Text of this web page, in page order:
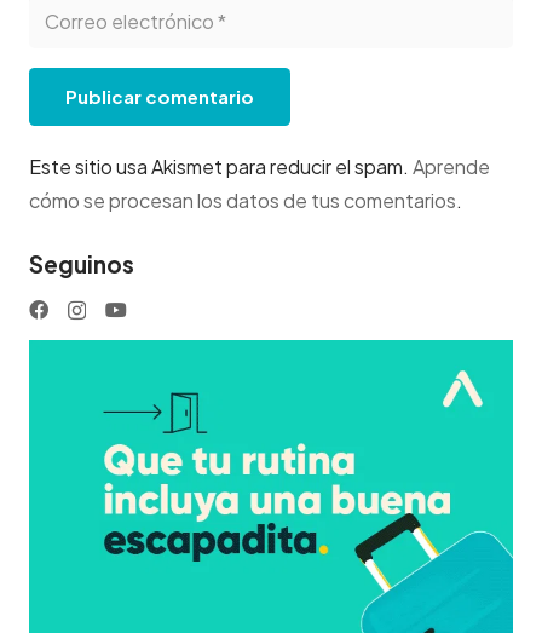
Publicar comentario
Este sitio usa Akismet para reducir el spam. Aprende
cómo se procesan los datos de tus comentarios.
Seguinos